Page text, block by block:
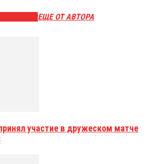
ЕЩЕ ОТ АВТОРА
участие в дружеском матче